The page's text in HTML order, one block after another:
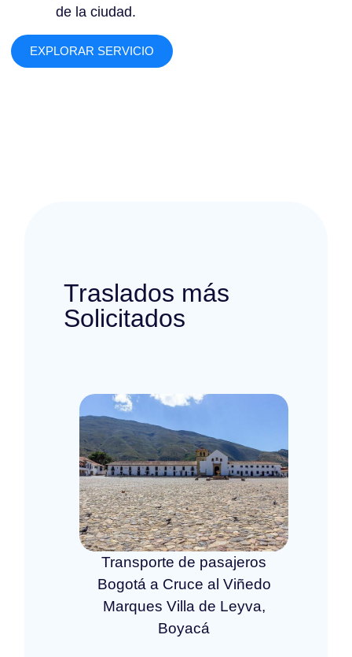
de la ciudad.
EXPLORAR SERVICIO
Traslados más
Solicitados
Transporte de pasajeros
Bogotá a Cruce al Viñedo
Marques Villa de Leyva,
Boyacá